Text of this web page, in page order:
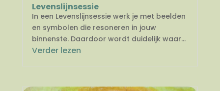
Levenslijnsessie
In een Levenslijnsessie werk je met beelden
en symbolen die resoneren in jouw
binnenste. Daardoor wordt duidelijk waar...
Verder lezen